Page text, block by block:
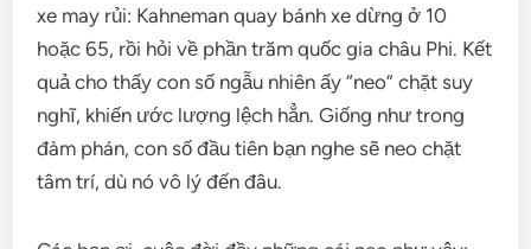
xe may rủi: Kahneman quay bánh xe dừng ở 10
hoặc 65, rồi hỏi về phần trăm quốc gia châu Phi. Kết
quả cho thấy con số ngẫu nhiên ấy “neo” chặt suy
nghĩ, khiến ước lượng lệch hẳn. Giống như trong
đàm phán, con số đầu tiên bạn nghe sẽ neo chặt
tâm trí, dù nó vô lý đến đâu.